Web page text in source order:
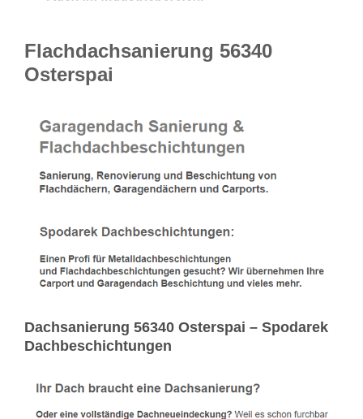
Flachdachsanierung 56340
Osterspai
Dachsanierung 56340 Osterspai – Spodarek
Dachbeschichtungen